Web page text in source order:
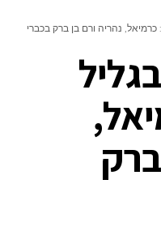
כרמיאל, נהריה ורם בן ברק בכברי